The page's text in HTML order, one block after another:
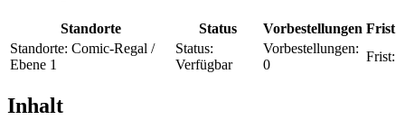
Standorte Status Vorbestellungen Frist
Standorte: Comic-Regal /
Ebene 1
Status:
Verfügbar
Vorbestellungen:
0
Frist:
Inhalt